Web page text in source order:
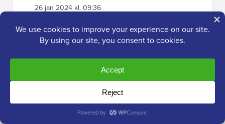
26 jan 2024 kl. 09:36
Korrekt!
Jiří Vaněk